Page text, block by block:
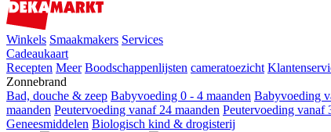
Winkels Smaakmakers Services
Cadeaukaart
Recepten Meer Boodschappenlijsten cameratoezicht
Zonnebrand
Bad, douche & zeep Babyvoeding 0 - 4 maanden Babyvoeding
maanden Peutervoeding vanaf 24 maanden Peutervoeding vanaf
Geneesmiddelen Biologisch kind & drogisterij